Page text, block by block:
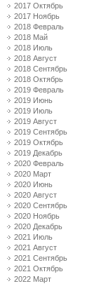
2017 Октябрь
2017 Ноябрь
2018 Февраль
2018 Май
2018 Июль
2018 Август
2018 Сентябрь
2018 Октябрь
2019 Февраль
2019 Июнь
2019 Июль
2019 Август
2019 Сентябрь
2019 Октябрь
2019 Декабрь
2020 Февраль
2020 Март
2020 Июнь
2020 Август
2020 Сентябрь
2020 Ноябрь
2020 Декабрь
2021 Июль
2021 Август
2021 Сентябрь
2021 Октябрь
2022 Март